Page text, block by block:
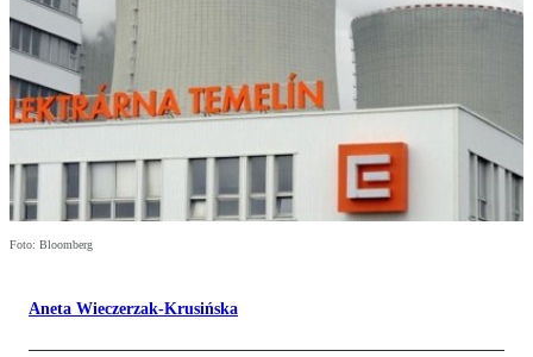
Foto: Bloomberg
Aneta Wieczerzak-Krusińska